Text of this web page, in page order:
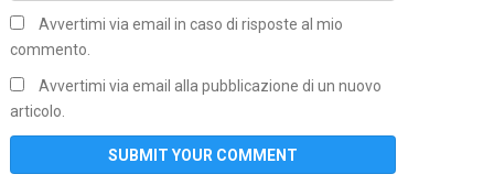
Avvertimi via email in caso di risposte al mio
commento.
Avvertimi via email alla pubblicazione di un nuovo
articolo.